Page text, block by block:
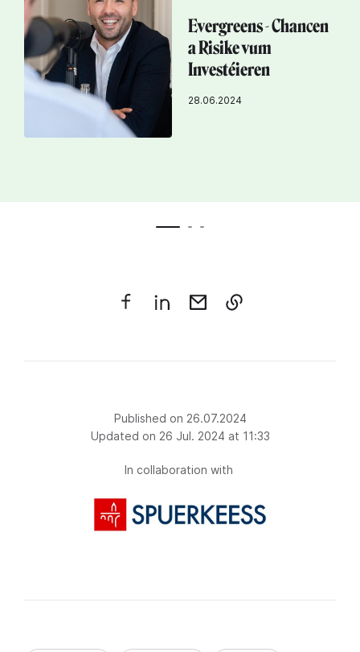
Evergreens - Chancen
a Risike vum
Investéieren
28.06.2024
Published on 26.07.2024
Updated on 26 Jul. 2024 at 11:33
In collaboration with